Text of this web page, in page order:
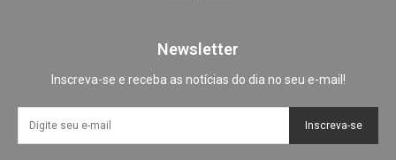
Newsletter
Inscreva-se e receba as notícias do dia no seu e-mail!
Inscreva-se